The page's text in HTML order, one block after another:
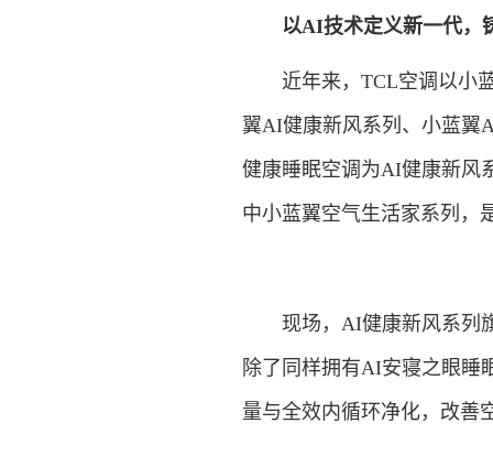
以AI技术定义新一代，
近年来，TCL空调以小蓝
翼AI健康新风系列、小蓝翼
健康睡眠空调为AI健康新风
中小蓝翼空气生活家系列
现场，AI健康新风系列旗
除了同样拥有AI安寝之眼睡
量与全效内循环净化，改善